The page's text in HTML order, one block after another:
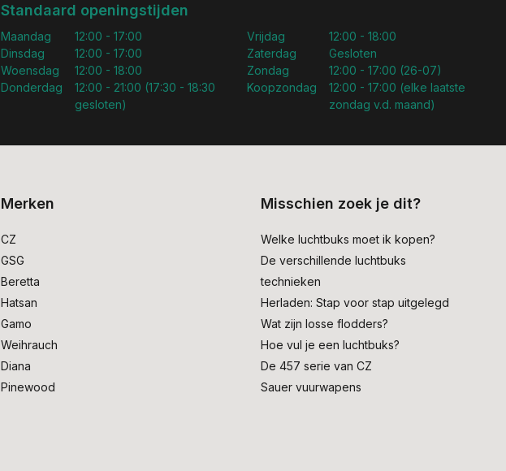
Standaard openingstijden
Maandag
Dinsdag
Woensdag
Donderdag
12:00 - 17:00
12:00 - 17:00
12:00 - 18:00
12:00 - 21:00 (17:30 - 18:30
gesloten)
Vrijdag
Zaterdag
Zondag
Koopzondag
12:00 - 18:00
Gesloten
12:00 - 17:00 (26-07)
12:00 - 17:00 (elke laatste
zondag v.d. maand)
Merken
CZ
GSG
Beretta
Hatsan
Gamo
Weihrauch
Diana
Pinewood
Misschien zoek je dit?
Welke luchtbuks moet ik kopen?
De verschillende luchtbuks
technieken
Herladen: Stap voor stap uitgelegd
Wat zijn losse flodders?
Hoe vul je een luchtbuks?
De 457 serie van CZ
Sauer vuurwapens